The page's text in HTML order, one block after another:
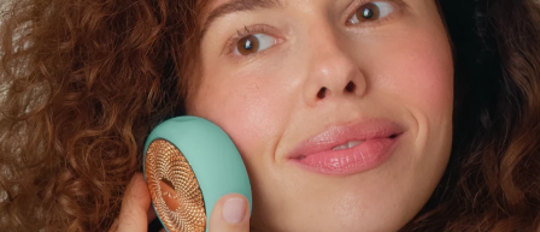
Cihazlarım
Siparişlerim
Adresim
Aboneliklerim
FAQ™ Pure Beauty-Tech Elixir
issa™ Teeth Whitening Set
English Deutsch
Español
Français
Italiano
Português
Polski
Svenska
Русский
Türkçe
简体中文 繁體中文